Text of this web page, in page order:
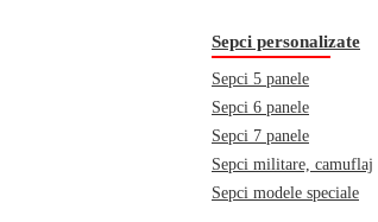
Sepci personalizate
Sepci 5 panele
Sepci 6 panele
Sepci 7 panele
Sepci militare, camuflaj
Sepci modele speciale